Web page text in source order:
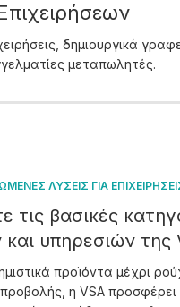
δημιουργικά
μεταπωλητές.
ΛΥΣΕΙΣ ΓΙΑ
τις βασικές
υπηρεσιών της
προϊόντα μέχρι
η VSA προσφέρει